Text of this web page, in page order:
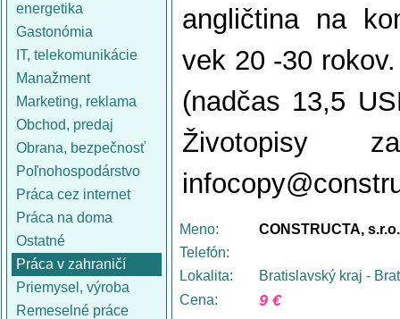
energetika
Gastonómia
IT, telekomunikácie
Manažment
Marketing, reklama
Obchod, predaj
Obrana, bezpečnosť
Poľnohospodárstvo
Práca cez internet
Práca na doma
Ostatné
Práca v zahraničí
Priemysel, výroba
Remeselné práce
angličtina na
vek 20 -30
(nadčas 13,5
Životopisy
Meno:
CONSTRUCTA, s.r.o.
Telefón:
Lokalita:
Bratislavský kraj -
Cena:
9 €